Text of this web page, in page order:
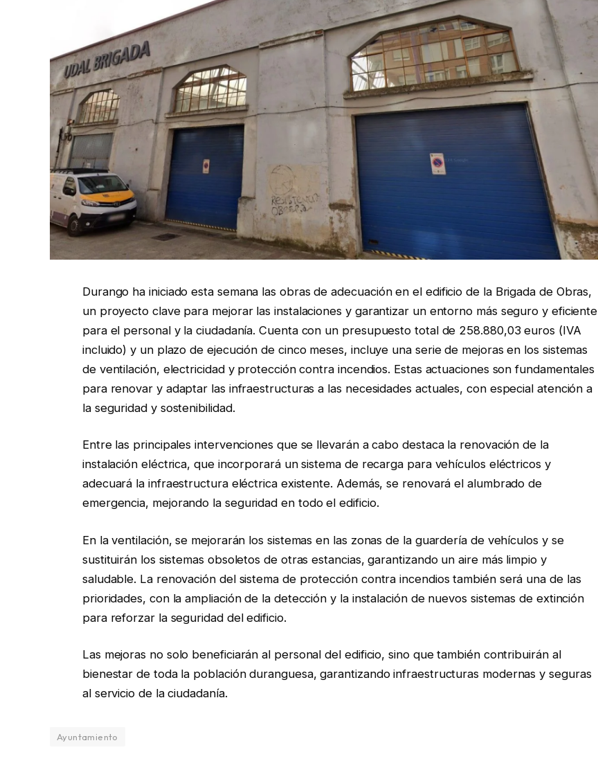
Durango ha iniciado esta semana las obras de adecuación en el edificio de la Brigada de Obras,
un proyecto clave para mejorar las instalaciones y garantizar un entorno más seguro y eficiente
para el personal y la ciudadanía. Cuenta con un presupuesto total de 258.880,03 euros (IVA
incluido) y un plazo de ejecución de cinco meses, incluye una serie de mejoras en los sistemas
de ventilación, electricidad y protección contra incendios. Estas actuaciones son fundamentales
para renovar y adaptar las infraestructuras a las necesidades actuales, con especial atención a
la seguridad y sostenibilidad.
Entre las principales intervenciones que se llevarán a cabo destaca la renovación de la
instalación eléctrica, que incorporará un sistema de recarga para vehículos eléctricos y
adecuará la infraestructura eléctrica existente. Además, se renovará el alumbrado de
emergencia, mejorando la seguridad en todo el edificio.
En la ventilación, se mejorarán los sistemas en las zonas de la guardería de vehículos y se
sustituirán los sistemas obsoletos de otras estancias, garantizando un aire más limpio y
saludable. La renovación del sistema de protección contra incendios también será una de las
prioridades, con la ampliación de la detección y la instalación de nuevos sistemas de extinción
para reforzar la seguridad del edificio.
Las mejoras no solo beneficiarán al personal del edificio, sino que también contribuirán al
bienestar de toda la población duranguesa, garantizando infraestructuras modernas y seguras
al servicio de la ciudadanía.
Ayuntamiento